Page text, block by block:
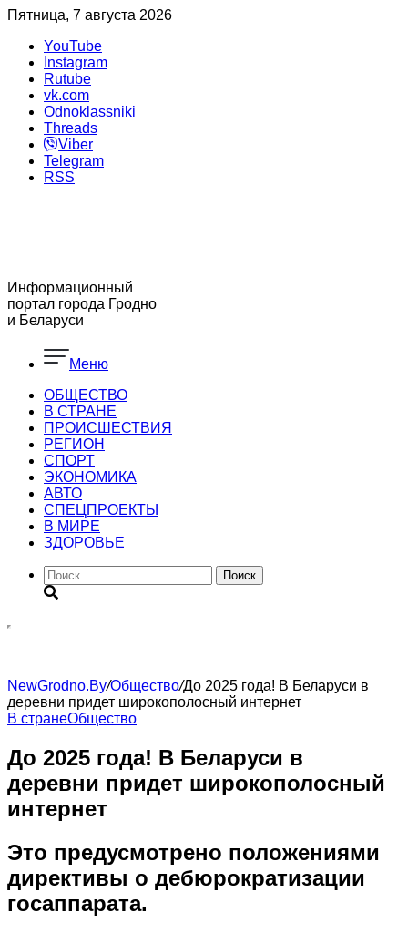
Пятница, 7 августа 2026
YouTube
Instagram
Rutube
vk.com
Odnoklassniki
Threads
Viber
Telegram
RSS
Информационный
портал города Гродно
и Беларуси
Меню
ОБЩЕСТВО
В СТРАНЕ
ПРОИСШЕСТВИЯ
РЕГИОН
CПОРТ
ЭКОНОМИКА
АВТО
СПЕЦПРОЕКТЫ
В МИРЕ
ЗДОРОВЬЕ
Поиск
NewGrodno.By/Общество/До 2025 года! В Беларуси в
деревни придет широкополосный интернет
В странеОбщество
До 2025 года! В Беларуси в
деревни придет широкополосный
интернет
Это предусмотрено положениями
директивы о дебюрократизации
госаппарата.